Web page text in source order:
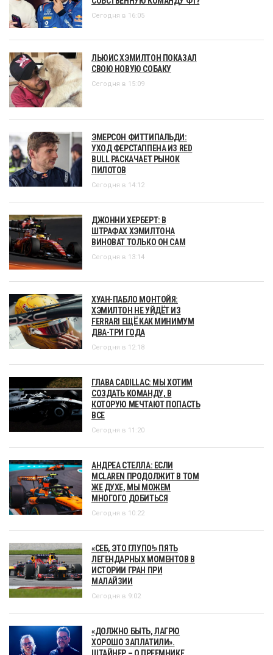
Сегодня в 16:05
ЛЬЮИС ХЭМИЛТОН ПОКАЗАЛ
СВОЮ НОВУЮ СОБАКУ
Сегодня в 15:09
ЭМЕРСОН ФИТТИПАЛЬДИ:
УХОД ФЕРСТАППЕНА ИЗ RED
BULL РАСКАЧАЕТ РЫНОК
ПИЛОТОВ
Сегодня в 14:12
ДЖОННИ ХЕРБЕРТ: В
ШТРАФАХ ХЭМИЛТОНА
ВИНОВАТ ТОЛЬКО ОН САМ
Сегодня в 13:14
ХУАН-ПАБЛО МОНТОЙЯ:
ХЭМИЛТОН НЕ УЙДЁТ ИЗ
FERRARI ЕЩЁ КАК МИНИМУМ
ДВА-ТРИ ГОДА
Сегодня в 12:18
ГЛАВА CADILLAC: МЫ ХОТИМ
СОЗДАТЬ КОМАНДУ, В
КОТОРУЮ МЕЧТАЮТ ПОПАСТЬ
ВСЕ
Сегодня в 11:20
АНДРЕА СТЕЛЛА: ЕСЛИ
MCLAREN ПРОДОЛЖИТ В ТОМ
ЖЕ ДУХЕ, МЫ МОЖЕМ
МНОГОГО ДОБИТЬСЯ
Сегодня в 10:22
«СЕБ, ЭТО ГЛУПО!» ПЯТЬ
ЛЕГЕНДАРНЫХ МОМЕНТОВ В
ИСТОРИИ ГРАН ПРИ
МАЛАЙЗИИ
Сегодня в 9:02
«ДОЛЖНО БЫТЬ, ЛАГРЮ
ХОРОШО ЗАПЛАТИЛИ».